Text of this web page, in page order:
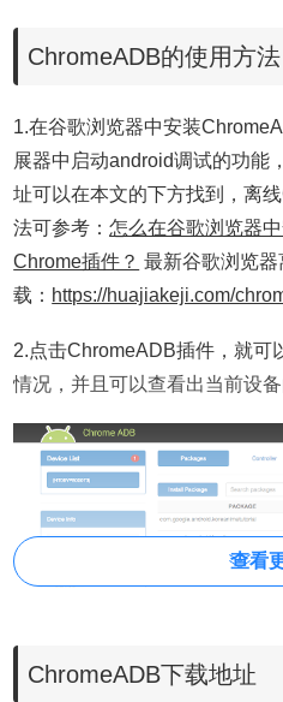
ChromeADB的使用方法
1.在谷歌浏览器中安装
展器中启动android调试的功能
址可以在本文的下方找到，离
法可参考：怎么在谷歌浏览器
Chrome插件？ 最新谷歌浏览
载： https://huajiakeji.com/
2.点击ChromeADB插件，就可
情况，并且可以查看出当前设
查看
ChromeADB下载地址